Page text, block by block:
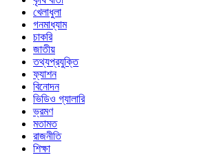
খেলাধুলা
গনমাধ্যাম
চাকরি
জাতীয়
তথ্যপ্রযুক্তি
ফ্যাশন
বিনোদন
ভিডিও গ্যালারি
ভ্রমণ
মতামত
রাজনীতি
শিক্ষা